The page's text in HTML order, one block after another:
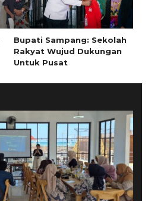
Bupati Sampang: Sekolah
Rakyat Wujud Dukungan
Untuk Pusat